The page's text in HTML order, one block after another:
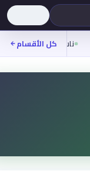
ناس روح شيفرة كل الأقسام